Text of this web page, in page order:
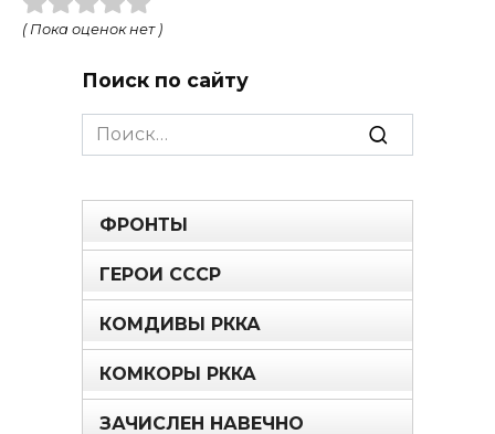
( Пока оценок нет )
Поиск по сайту
Search
for:
ФРОНТЫ
ГЕРОИ СССР
КОМДИВЫ РККА
КОМКОРЫ РККА
ЗАЧИСЛЕН НАВЕЧНО